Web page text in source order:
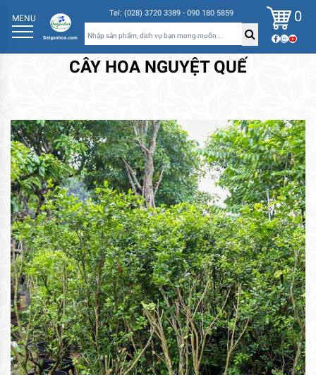
MENU Tel: (028) 3720 3389 - 090 180 5859 0
CÂY HOA NGUYỆT QUẾ